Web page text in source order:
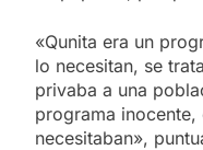
«Qunita era un
lo necesitan, se
privaba a una
programa
necesitaban»,